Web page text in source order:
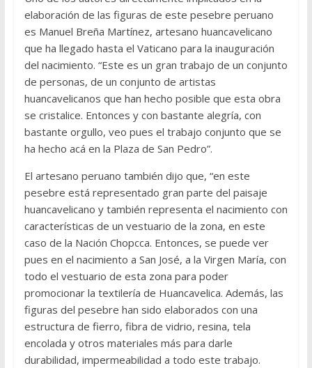
elaboración de las figuras de este pesebre peruano
es Manuel Breña Martínez, artesano huancavelicano
que ha llegado hasta el Vaticano para la inauguración
del nacimiento. “Este es un gran trabajo de un conjunto
de personas, de un conjunto de artistas
huancavelicanos que han hecho posible que esta obra
se cristalice. Entonces y con bastante alegría, con
bastante orgullo, veo pues el trabajo conjunto que se
ha hecho acá en la Plaza de San Pedro”.
El artesano peruano también dijo que, “en este
pesebre está representado gran parte del paisaje
huancavelicano y también representa el nacimiento con
características de un vestuario de la zona, en este
caso de la Nación Chopcca. Entonces, se puede ver
pues en el nacimiento a San José, a la Virgen María, con
todo el vestuario de esta zona para poder
promocionar la textilería de Huancavelica. Además, las
figuras del pesebre han sido elaborados con una
estructura de fierro, fibra de vidrio, resina, tela
encolada y otros materiales más para darle
durabilidad, impermeabilidad a todo este trabajo.